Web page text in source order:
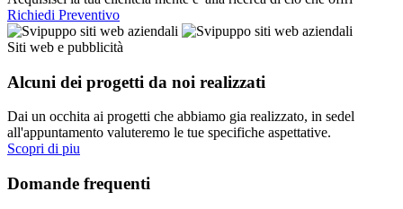
Richiedi Preventivo
Siti web e pubblicità
Alcuni dei progetti da noi realizzati
Dai un occhita ai progetti che abbiamo gia realizzato, in sedel
all'appuntamento valuteremo le tue specifiche aspettative.
Scopri di piu
Domande frequenti